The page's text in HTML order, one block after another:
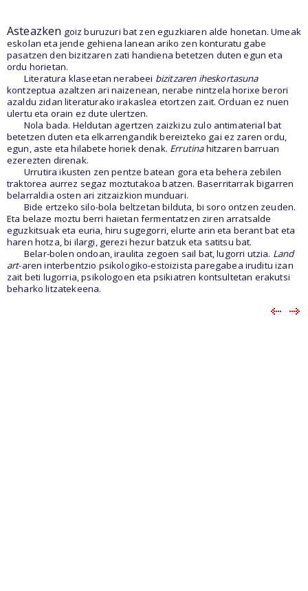
Asteazken goiz buruzuri bat zen eguzkiaren alde honetan. Umeak
eskolan eta jende gehiena lanean ariko zen konturatu gabe
pasatzen den bizitzaren zati handiena betetzen duten egun eta
ordu horietan.
Literatura klaseetan nerabeei bizitzaren iheskortasuna
kontzeptua azaltzen ari naizenean, nerabe nintzela horixe berori
azaldu zidan literaturako irakaslea etortzen zait. Orduan ez nuen
ulertu eta orain ez dute ulertzen.
Nola bada. Heldutan agertzen zaizkizu zulo antimaterial bat
betetzen duten eta elkarrengandik bereizteko gai ez zaren ordu,
egun, aste eta hilabete horiek denak. Errutinahitzaren barruan
ezerezten direnak.
Urrutira ikusten zen pentze batean gora eta behera zebilen
traktorea aurrez segaz moztutakoa batzen. Baserritarrak bigarren
belarraldia osten ari zitzaizkion munduari.
Bide ertzeko silo-bola beltzetan bilduta, bi soro ontzen zeuden.
Eta belaze moztu berri haietan fermentatzen ziren arratsalde
eguzkitsuak eta euria, hiru sugegorri, elurte arin eta berant bat eta
haren hotza, bi ilargi, gerezi hezur batzuk eta satitsu bat.
Belar-bolen ondoan, iraulita zegoen sail bat, lugorri utzia. Land
art-aren interbentzio psikologiko-estoizista paregabea iruditu izan
zait beti lugorria, psikologoen eta psikiatren kontsultetan erakutsi
beharko litzatekeena.